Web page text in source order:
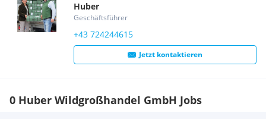
Huber
Geschäftsführer
+43 724244615
Jetzt kontaktieren
0 Huber Wildgroßhandel GmbH Jobs